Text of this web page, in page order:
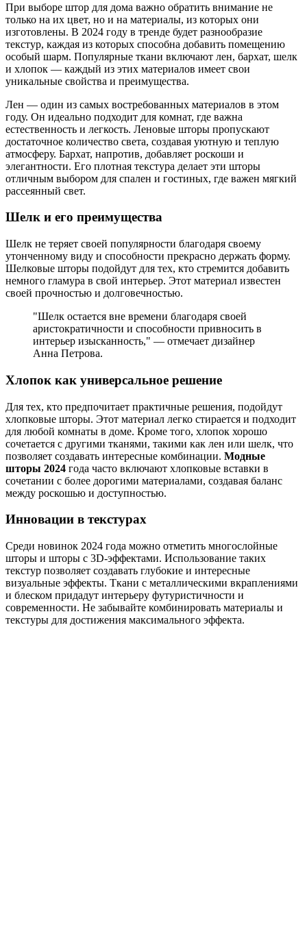
При выборе штор для дома важно обратить внимание не
только на их цвет, но и на материалы, из которых они
изготовлены. В 2024 году в тренде будет разнообразие
текстур, каждая из которых способна добавить помещению
особый шарм. Популярные ткани включают лен, бархат, шелк
и хлопок — каждый из этих материалов имеет свои
уникальные свойства и преимущества.
Лен — один из самых востребованных материалов в этом
году. Он идеально подходит для комнат, где важна
естественность и легкость. Леновые шторы пропускают
достаточное количество света, создавая уютную и теплую
атмосферу. Бархат, напротив, добавляет роскоши и
элегантности. Его плотная текстура делает эти шторы
отличным выбором для спален и гостиных, где важен мягкий
рассеянный свет.
Шелк и его преимущества
Шелк не теряет своей популярности благодаря своему
утонченному виду и способности прекрасно держать форму.
Шелковые шторы подойдут для тех, кто стремится добавить
немного гламура в свой интерьер. Этот материал известен
своей прочностью и долговечностью.
"Шелк остается вне времени благодаря своей
аристократичности и способности привносить в
интерьер изысканность," — отмечает дизайнер
Анна Петрова.
Хлопок как универсальное решение
Для тех, кто предпочитает практичные решения, подойдут
хлопковые шторы. Этот материал легко стирается и подходит
для любой комнаты в доме. Кроме того, хлопок хорошо
сочетается с другими тканями, такими как лен или шелк, что
позволяет создавать интересные комбинации. Модные
шторы 2024 года часто включают хлопковые вставки в
сочетании с более дорогими материалами, создавая баланс
между роскошью и доступностью.
Инновации в текстурах
Среди новинок 2024 года можно отметить многослойные
шторы и шторы с 3D-эффектами. Использование таких
текстур позволяет создавать глубокие и интересные
визуальные эффекты. Ткани с металлическими вкраплениями
и блеском придадут интерьеру футуристичности и
современности. Не забывайте комбинировать материалы и
текстуры для достижения максимального эффекта.